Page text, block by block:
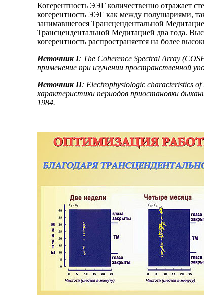
Когерентность ЭЭГ количественно отражает
когерентность ЭЭГ как между полушариями,
занимавшегося Трансцендентальной
Трансцендентальной Медитацией два года.
когерентность распространяется на более
Источник I: The Coherence Spectral Array
применение при изучении пространственной
Источник II: Electrophysiologic characteristics
характеристики периодов приостановки
1984.